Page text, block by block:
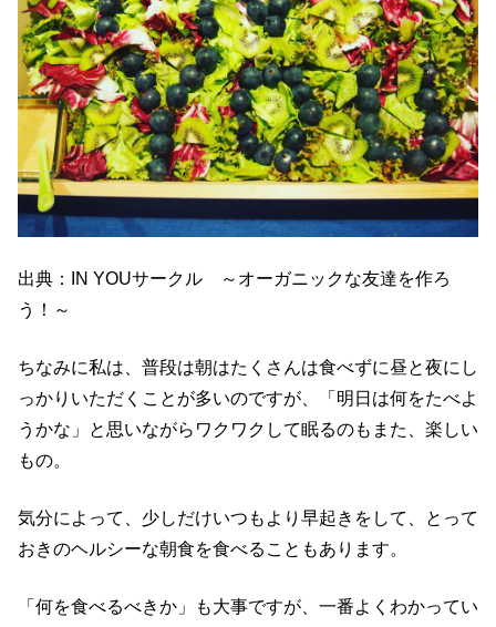
出典：IN YOUサークル ～オーガニックな友達を作ろ
う！～
ちなみに私は、普段は朝はたくさんは食べずに昼と夜にし
っかりいただくことが多いのですが、
「明日は何をたべよ
うかな」と思いながらワクワクして眠るのもまた、楽しい
もの。
気分によって、少しだけいつもより早起きをして、とって
おきのヘルシーな朝食を食べることもあります。
「何を食べるべきか」も大事ですが、一番よくわかってい